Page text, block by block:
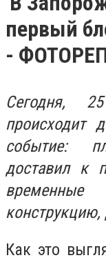
первый
-
Сегодня,
происходит
событие:
доставил к
конструкцию,
Как это